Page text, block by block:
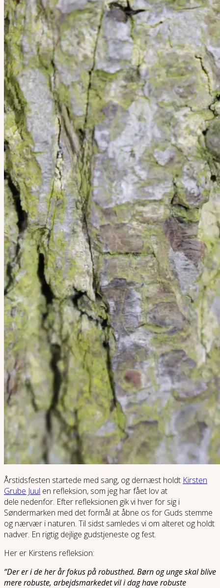
Årstidsfesten startede med sang, og dernæst holdt Kirsten
Grube Juul en refleksion, som jeg har fået lov at
dele nedenfor. Efter refleksionen gik vi hver for sig i
Søndermarken med det formål at åbne os for Guds stemme
og nærvær i naturen. Til sidst samledes vi om alteret og holdt
nadver. En rigtig dejlige gudstjeneste og fest.
Her er Kirstens refleksion:
“Der er i de her år fokus på robusthed. Børn og unge skal blive
mere robuste, arbejdsmarkedet vil i dag have robuste